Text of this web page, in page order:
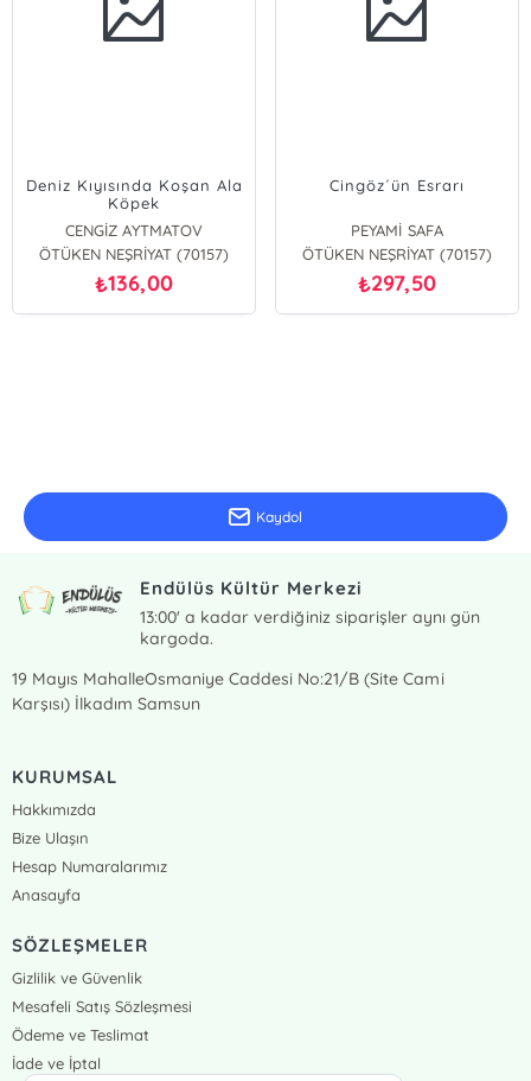
Deniz Kıyısında Koşan Ala
Köpek
CENGİZ AYTMATOV
ÖTÜKEN NEŞRİYAT (70157)
₺136,00
Cingöz´ün Esrarı
PEYAMİ SAFA
ÖTÜKEN NEŞRİYAT (70157)
₺297,50
Kaydol
Endülüs Kültür Merkezi
13:00' a kadar verdiğiniz siparişler aynı gün
kargoda.
19 Mayıs MahalleOsmaniye Caddesi No:21/B (Site Cami
Karşısı) İlkadım Samsun
KURUMSAL
Hakkımızda
Bize Ulaşın
Hesap Numaralarımız
Anasayfa
SÖZLEŞMELER
Gizlilik ve Güvenlik
Mesafeli Satış Sözleşmesi
Ödeme ve Teslimat
İade ve İptal